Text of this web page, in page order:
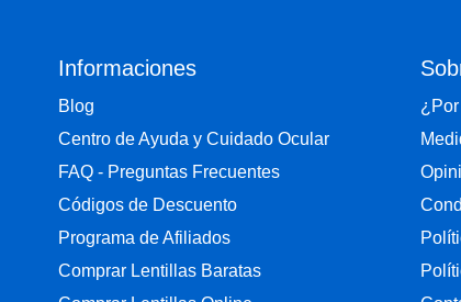
Informaciones
Blog
Centro de Ayuda y Cuidado Ocular
FAQ - Preguntas Frecuentes
Códigos de Descuento
Programa de Afiliados
Comprar Lentillas Baratas